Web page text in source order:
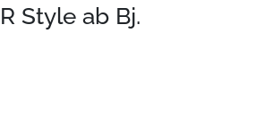
Style ab Bj.